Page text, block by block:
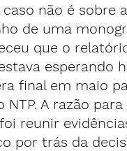
não é sobre
de uma
que o
esperando
final em maio
NTP. A razão
reunir
por trás da